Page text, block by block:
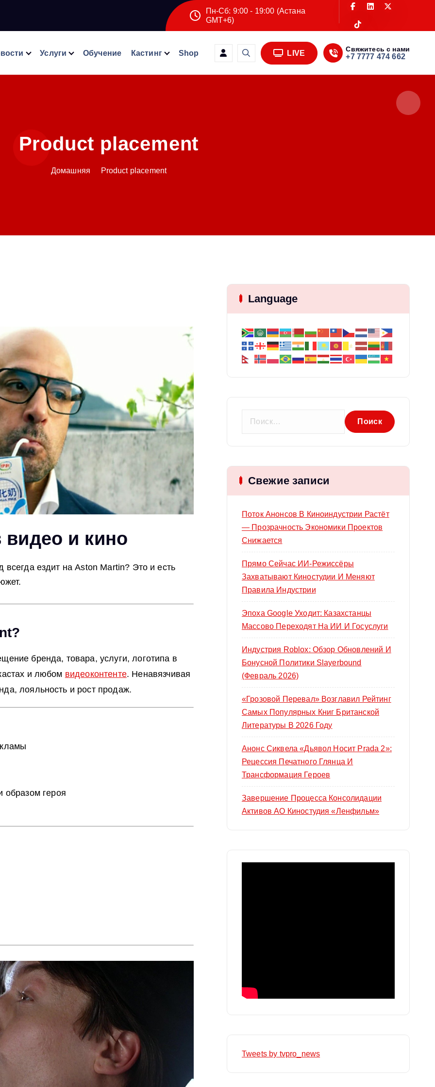
Пн-Сб: 9:00 - 19:00 (Астана
GMT+6)
Услуги Обучение Кастинг Shop LIVE Свяжитесь с нами
+7 7777 474 662
Product placement
Домашняя Product placement
и кино
ездит на Aston Martin? Это и есть
бренда, товара, услуги, логотипа в
и любом видеоконтенте. Ненавязчивая
лояльность и рост продаж.
образом героя
Language
и
:
Свежие записи
Поток Анонсов В Киноиндустрии Растёт
— Прозрачность Экономики Проектов
Снижается
Прямо Сейчас ИИ-Режиссёры
Захватывают Киностудии И Меняют
Правила Индустрии
Эпоха Google Уходит: Казахстанцы
Массово Переходят На ИИ И Госуслуги
Индустрия Roblox: Обзор Обновлений И
Бонусной Политики Slayerbound
(февраль 2026)
«Грозовой Перевал» Возглавил Рейтинг
Самых Популярных Книг Британской
Литературы В 2026 Году
Анонс Сиквела «Дьявол Носит Prada 2»:
Рецессия Печатного Глянца И
Трансформация Героев
Завершение Процесса Консолидации
Активов АО Киностудия «Ленфильм»
Tweets by tvpro_news